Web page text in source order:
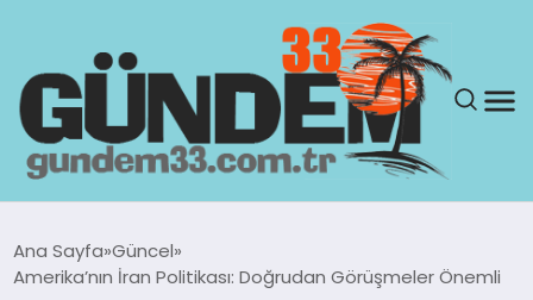
Ana Sayfa Güncel
Amerika’nın İran Politikası: Doğrudan Görüşmeler Önemli